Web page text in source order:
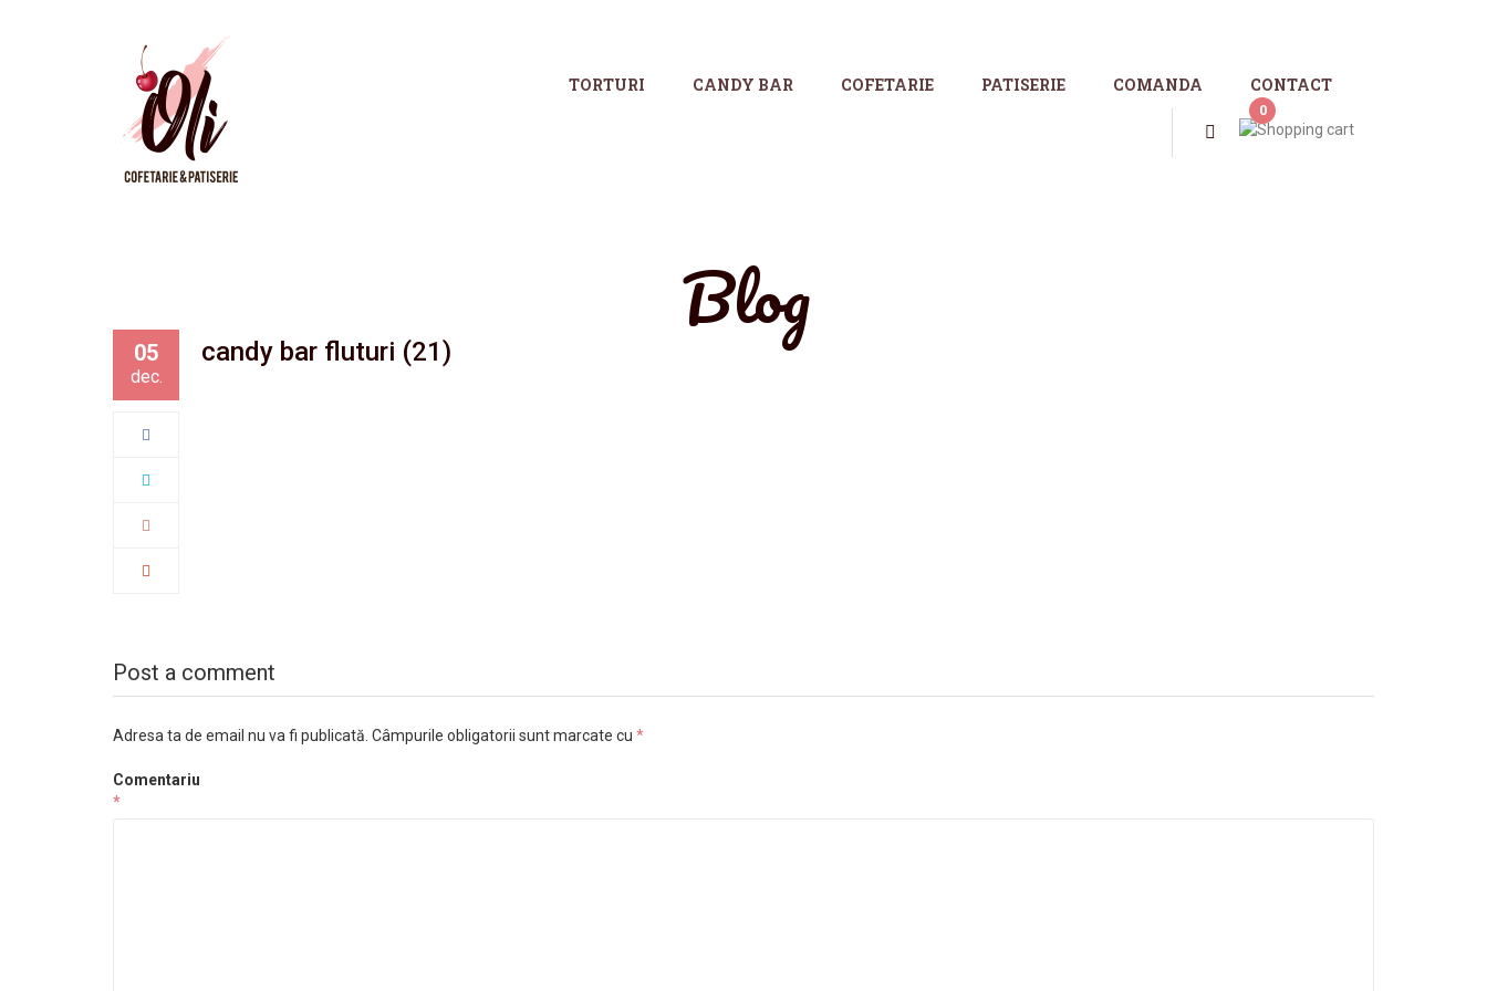
TORTURI CANDY BAR COFETARIE PATISERIE COMANDA CONTACT
0
Blog
05
dec.
candy bar fluturi (21)
Post a comment
Adresa ta de email nu va fi publicată. Câmpurile obligatorii sunt marcate cu *
Comentariu
*